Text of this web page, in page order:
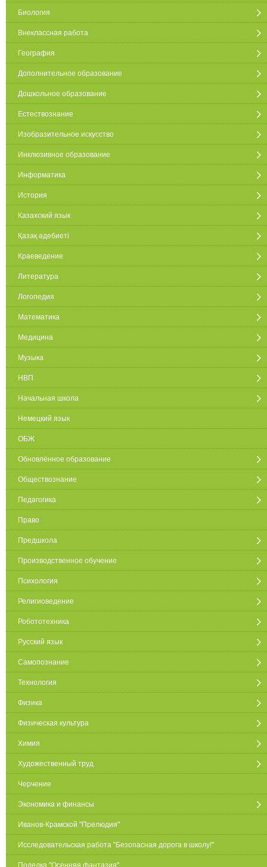
Биология
Внеклассная работа
География
Дополнительное образование
Дошкольное образование
Естествознание
Изобразительное искусство
Инклюзивное образование
Информатика
История
Казахский язык
Қазақ әдебиеті
Краеведение
Литература
Логопедия
Математика
Медицина
Музыка
НВП
Начальная школа
Немецкий язык
ОБЖ
Обновлённое образование
Обществознание
Педагогика
Право
Предшкола
Производственное обучение
Психология
Религиоведение
Робототехника
Русский язык
Самопознание
Технология
Физика
Физическая культура
Химия
Художественный труд
Черчение
Экономика и финансы
Иванов-Крамской "Прелюдия"
Исследовательская работа "Безопасная дорога в школу!"
Поделка "Осенняя фантазия"